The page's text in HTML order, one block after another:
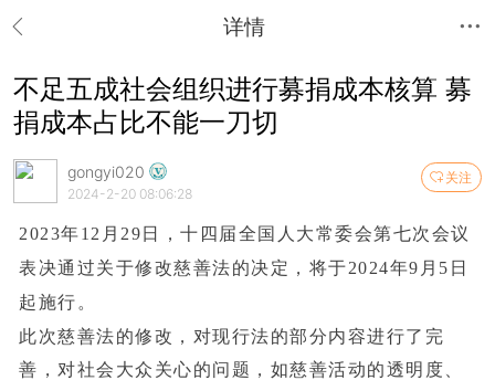
详情
不足五成社会组织进行募捐成本核算 募
捐成本占比不能一刀切
关注
gongyi020
2024-2-20 08:06:28
2023年12月29日，十四届全国人大常委会第七次会议
表决通过关于修改慈善法的决定，将于2024年9月5日
起施行。
此次慈善法的修改，对现行法的部分内容进行了完
善，对社会大众关心的问题，如慈善活动的透明度、